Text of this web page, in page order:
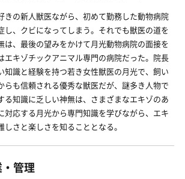
きの新人獣医ながら、初めて勤務した動物病院
し、クビになってしまう。それでも獣医の道を
は、最後の望みをかけて月光動物病院の面接を
エキゾチックアニマル専門の病院だった。院長
知識と経験を持つ若き女性獣医の月光で、飼い
らも信頼される優秀な獣医だが、謎多き人物で
る知識に乏しい神無は、さまざまなエキゾのあ
対応する月光から専門知識を学びながら、エキ
さと楽しさを知ることとなる。
管理